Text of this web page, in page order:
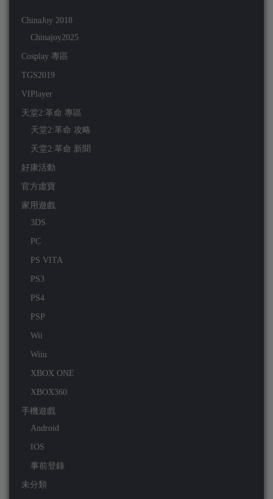
ChinaJoy 2018
Chinajoy2025
Cosplay 專區
TGS2019
VIPlayer
天堂2:革命 專區
天堂2:革命 攻略
天堂2:革命 新聞
好康活動
官方虛寶
家用遊戲
3DS
PC
PS VITA
PS3
PS4
PSP
Wii
Wiiu
XBOX ONE
XBOX360
手機遊戲
Android
IOS
事前登錄
未分類